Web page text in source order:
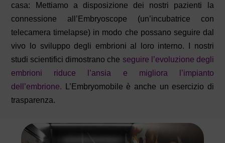
casa: Mettiamo a disposizione dei nostri pazienti la
connessione all’Embryoscope (un’incubatrice con
telecamera timelapse) in modo che possano seguire dal
vivo lo sviluppo degli embrioni al loro interno. I nostri
studi scientifici dimostrano che seguire l’evoluzione degli
embrioni riduce l’ansia e migliora l’impianto
dell’embrione.
L’Embryomobile è anche un esercizio di
trasparenza.